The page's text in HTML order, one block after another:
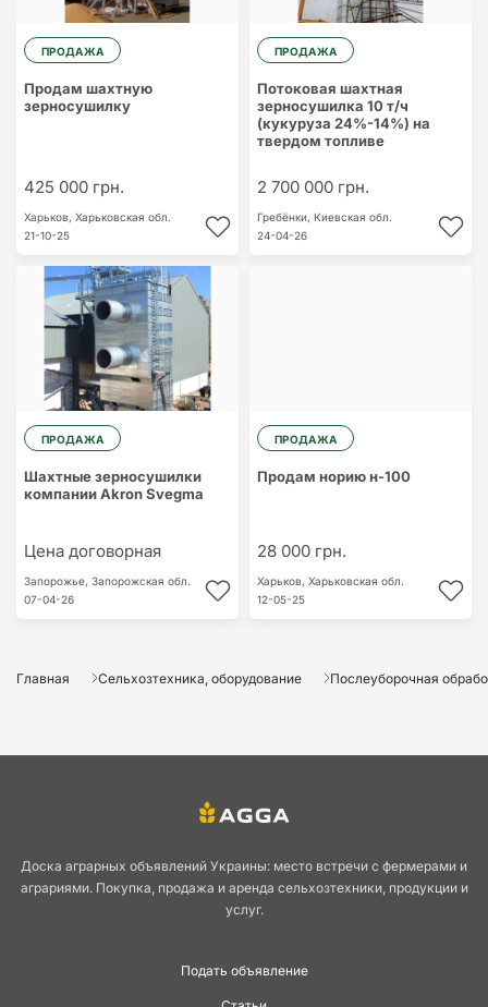
ПРОДАЖА
Продам шахтную
зерносушилку
425 000 грн.
Харьков, Харьковская обл.
21-10-25
ПРОДАЖА
Потоковая шахтная
зерносушилка 10 т/ч
(кукуруза 24%-14%) на
твердом топливе
2 700 000 грн.
Гребёнки, Киевская обл.
24-04-26
ПРОДАЖА
Шахтные зерносушилки
компании Akron Svegma
Цена договорная
Запорожье, Запорожская обл.
07-04-26
ПРОДАЖА
Продам норию н-100
28 000 грн.
Харьков, Харьковская обл.
12-05-25
Главная Сельхозтехника, оборудование Послеуборочная
Доска аграрных объявлений Украины: место встречи с фермерами и
аграриями. Покупка, продажа и аренда сельхозтехники, продукции и
услуг.
Подать объявление